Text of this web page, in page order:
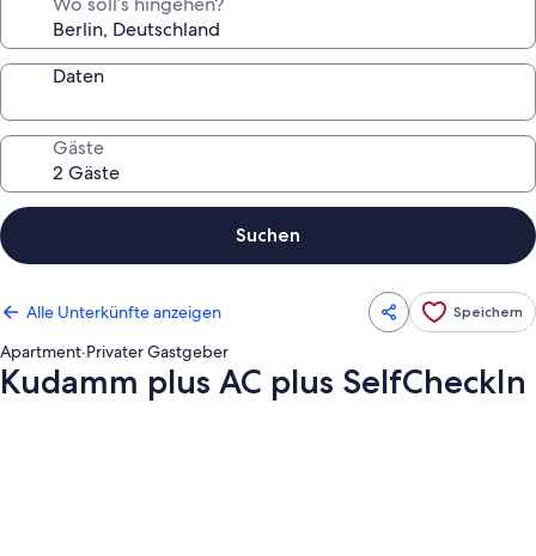
Daten
Gäste
Suchen
Alle Unterkünfte anzeigen Speichern
Apartment·Privater Gastgeber
Kudamm plus AC plus SelfCheckIn